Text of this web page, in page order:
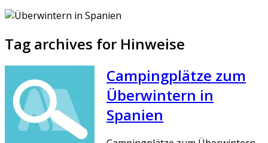
Tag archives for Hinweise
Campingplätze zum
Überwintern in
Spanien